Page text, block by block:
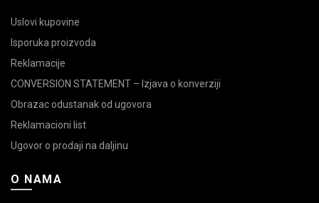
Uslovi kupovine
Isporuka proizvoda
Reklamacije
CONVERSION STATEMENT – Izjava o konverziji
Obrazac odustanak od ugovora
Reklamacioni list
Ugovor o prodaji na daljinu
O NAMA